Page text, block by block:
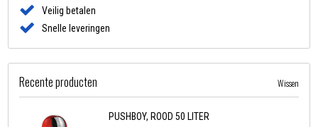
Veilig betalen
Snelle leveringen
Recente producten Wissen
PUSHBOY, ROOD 50 LITER